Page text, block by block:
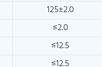
125±2.0
≤2.0
≤12.5
≤12.5